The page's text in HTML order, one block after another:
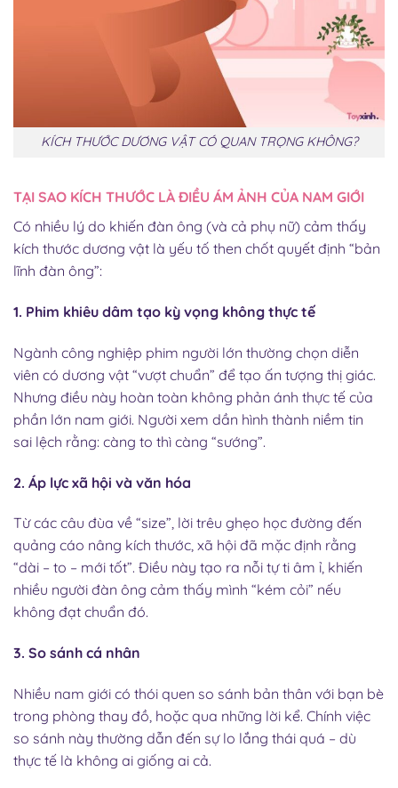
KÍCH THƯỚC DƯƠNG VẬT CÓ QUAN TRỌNG KHÔNG?
TẠI SAO KÍCH THƯỚC LÀ ĐIỀU ÁM ẢNH CỦA NAM GIỚI
Có nhiều lý do khiến đàn ông (và cả phụ nữ) cảm thấy
kích thước dương vật là yếu tố then chốt quyết định “bản
lĩnh đàn ông”:
1. Phim khiêu dâm tạo kỳ vọng không thực tế
Ngành công nghiệp phim người lớn thường chọn diễn
viên có dương vật “vượt chuẩn” để tạo ấn tượng thị giác.
Nhưng điều này hoàn toàn không phản ánh thực tế của
phần lớn nam giới. Người xem dần hình thành niềm tin
sai lệch rằng: càng to thì càng “sướng”.
2. Áp lực xã hội và văn hóa
Từ các câu đùa về “size”, lời trêu ghẹo học đường đến
quảng cáo nâng kích thước, xã hội đã mặc định rằng
“dài – to – mới tốt”. Điều này tạo ra nỗi tự ti âm ỉ, khiến
nhiều người đàn ông cảm thấy mình “kém cỏi” nếu
không đạt chuẩn đó.
3. So sánh cá nhân
Nhiều nam giới có thói quen so sánh bản thân với bạn bè
trong phòng thay đồ, hoặc qua những lời kể. Chính việc
so sánh này thường dẫn đến sự lo lắng thái quá – dù
thực tế là không ai giống ai cả.